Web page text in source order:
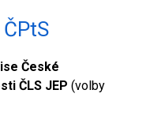
České
ČLS JEP (volby